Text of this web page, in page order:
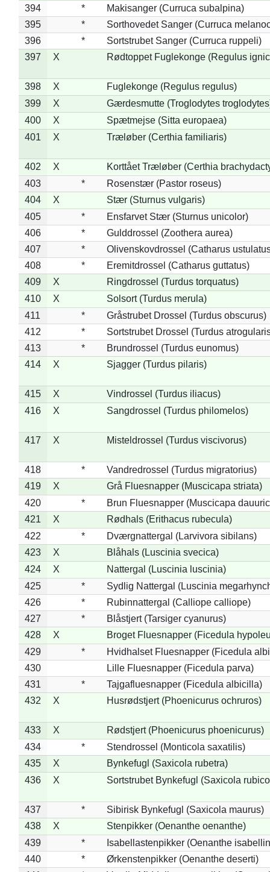
394
*
Makisanger (Curruca subalpina)
395
*
Sorthovedet Sanger (Curruca
396
*
Sortstrubet Sanger (Curruca ruppeli)
397
X Rødtoppet Fuglekonge (Regulus
398 X
Fuglekonge (Regulus regulus)
399
X
Gærdesmutte (Troglodytes
400
X
Spætmejse (Sitta europaea)
401
X Træløber (Certhia familiaris)
402 X
Korttået Træløber (Certhia
403
*
Rosenstær (Pastor roseus)
404
X
Stær (Sturnus vulgaris)
405
*
Ensfarvet Stær (Sturnus unicolor)
406
*
Gulddrossel (Zoothera aurea)
407
*
Olivenskovdrossel (Catharus
408
*
Eremitdrossel (Catharus guttatus)
409
X
Ringdrossel (Turdus torquatus)
410
X
Solsort (Turdus merula)
411
*
Gråstrubet Drossel (Turdus obscurus)
412
*
Sortstrubet Drossel (Turdus
413
*
Brundrossel (Turdus eunomus)
414
X Sjagger (Turdus pilaris)
415 X
Vindrossel (Turdus iliacus)
416
X Sangdrossel (Turdus philomelos)
417 X Misteldrossel (Turdus viscivorus)
418 *
Vandredrossel (Turdus migratorius)
419
X
Grå Fluesnapper (Muscicapa striata)
420
*
Brun Fluesnapper (Muscicapa
421
X
Rødhals (Erithacus rubecula)
422
*
Dværgnattergal (Larvivora sibilans)
423
X
Blåhals (Luscinia svecica)
424
X
Nattergal (Luscinia luscinia)
425
*
Sydlig Nattergal (Luscinia
426
*
Rubinnattergal (Calliope calliope)
427
*
Blåstjert (Tarsiger cyanurus)
428
X
Broget Fluesnapper (Ficedula
429
*
Hvidhalset Fluesnapper (Ficedula
430
Lille Fluesnapper (Ficedula parva)
431
*
Tajgafluesnapper (Ficedula albicilla)
432
X Husrødstjert (Phoenicurus ochruros)
433 X
Rødstjert (Phoenicurus phoenicurus)
434
*
Stendrossel (Monticola saxatilis)
435
X
Bynkefugl (Saxicola rubetra)
436
X Sortstrubet Bynkefugl (Saxicola
437 *
Sibirisk Bynkefugl (Saxicola maurus)
438
X
Stenpikker (Oenanthe oenanthe)
439
*
Isabellastenpikker (Oenanthe
440
*
Ørkenstenpikker (Oenanthe deserti)